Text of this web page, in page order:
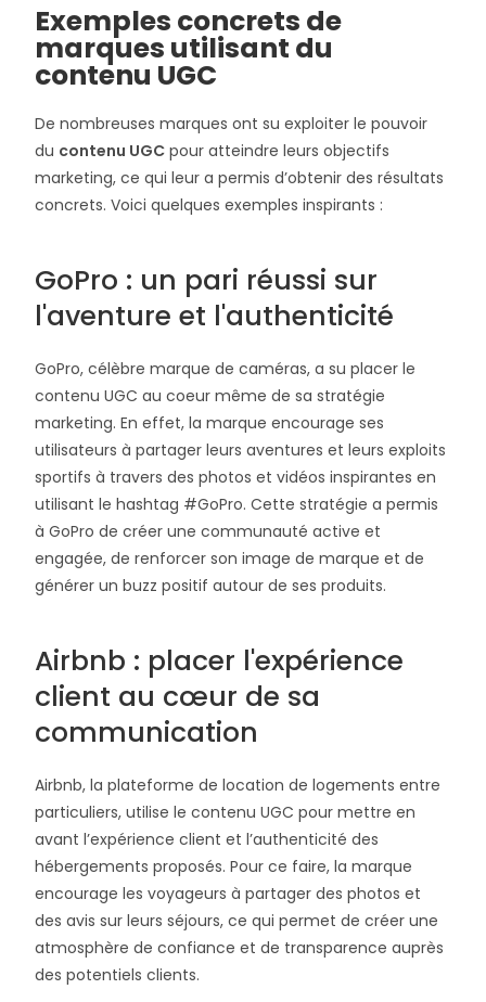
Exemples concrets de
marques utilisant du
contenu UGC
De nombreuses marques ont su exploiter le pouvoir
du contenu UGC pour atteindre leurs objectifs
marketing, ce qui leur a permis d’obtenir des résultats
concrets. Voici quelques exemples inspirants :
GoPro : un pari réussi sur
l'aventure et l'authenticité
GoPro, célèbre marque de caméras, a su placer le
contenu UGC au coeur même de sa stratégie
marketing. En effet, la marque encourage ses
utilisateurs à partager leurs aventures et leurs exploits
sportifs à travers des photos et vidéos inspirantes en
utilisant le hashtag #GoPro. Cette stratégie a permis
à GoPro de créer une communauté active et
engagée, de renforcer son image de marque et de
générer un buzz positif autour de ses produits.
Airbnb : placer l'expérience
client au cœur de sa
communication
Airbnb, la plateforme de location de logements entre
particuliers, utilise le contenu UGC pour mettre en
avant l’expérience client et l’authenticité des
hébergements proposés. Pour ce faire, la marque
encourage les voyageurs à partager des photos et
des avis sur leurs séjours, ce qui permet de créer une
atmosphère de confiance et de transparence auprès
des potentiels clients.